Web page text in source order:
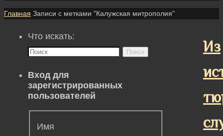
Главная Записи с метками "Калужская митрополия"
Из
Что искать:
Поиск
Вход для
зарегистрированных
пользователей
Имя